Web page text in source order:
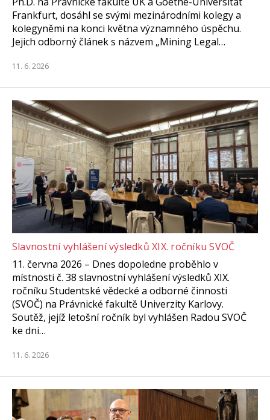
Frankfurt, dosáhl se svými mezinárodními kolegy a
kolegyněmi na konci května významného úspěchu.
Jejich odborný článek s názvem „Mining Legal…
11. 6. 2026
Slavnostní vyhlášení výsledků XIX. ročníku SVOČ
11. června 2026 – Dnes dopoledne proběhlo v
místnosti č. 38 slavnostní vyhlášení výsledků XIX.
ročníku Studentské vědecké a odborné činnosti
(SVOČ) na Právnické fakultě Univerzity Karlovy.
Soutěž, jejíž letošní ročník byl vyhlášen Radou SVOČ
ke dni…
11. 6. 2026